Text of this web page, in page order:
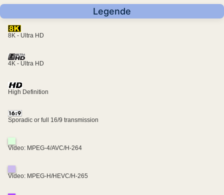
Legende
8K - Ultra HD
4K - Ultra HD
High Definition
Sporadic or full 16/9 transmission
Video: MPEG-4/AVC/H-264
Video: MPEG-H/HEVC/H-265